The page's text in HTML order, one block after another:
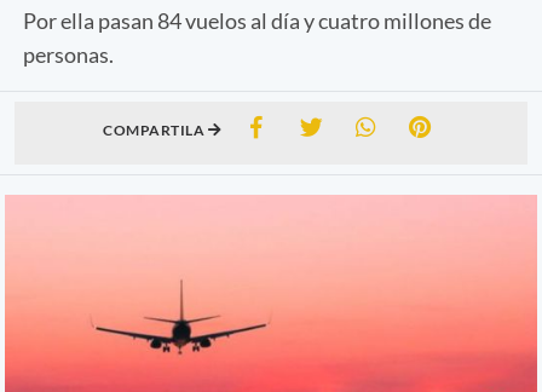
Por ella pasan 84 vuelos al día y cuatro millones de
personas.
COMPARTILA